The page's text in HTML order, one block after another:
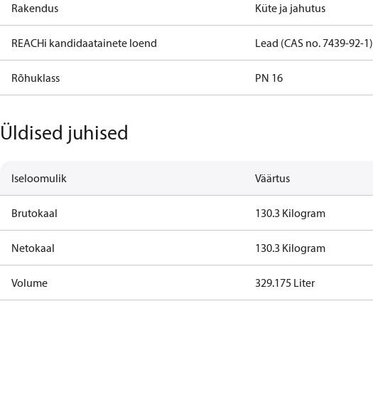
Rakendus Küte ja jahutus
REACHi kandidaatainete loend Lead (CAS no. 7439-92-1)
Rõhuklass PN 16
Üldised juhised
Iseloomulik Väärtus
Brutokaal 130.3 Kilogram
Netokaal 130.3 Kilogram
Volume 329.175 Liter